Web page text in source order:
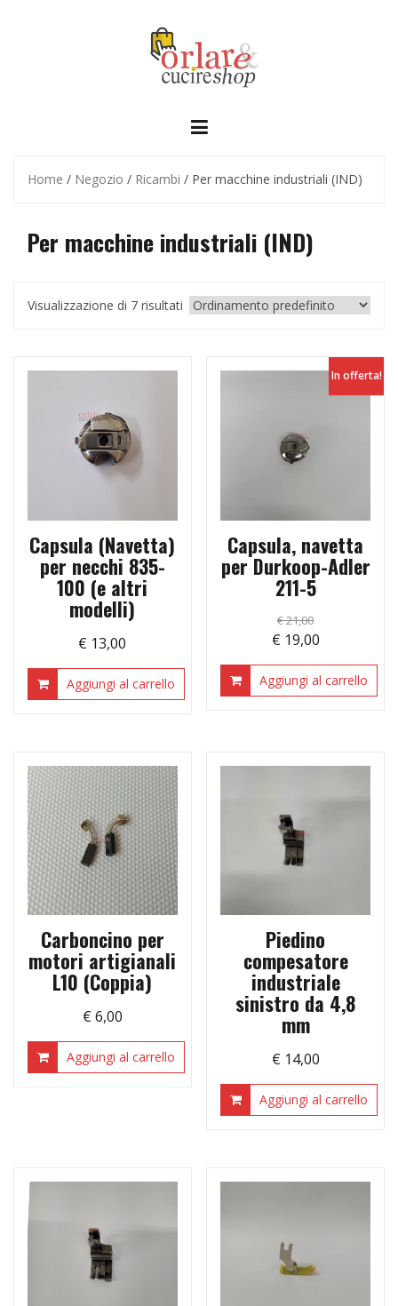
Home / Negozio / Ricambi / Per macchine industriali (IND)
Per macchine industriali (IND)
Visualizzazione di 7 risultati
Capsula (Navetta)
per necchi 835-
100 (e altri
modelli)
€ 13,00
Aggiungi al carrello
In offerta!
Capsula, navetta
per Durkoop-Adler
211-5
€21,00
Il
prezzo
originale
€ 19,00Il
prezzo
attuale
Aggiungi al carrello
Carboncino per
motori artigianali
L10 (Coppia)
€ 6,00
Aggiungi al carrello
Piedino
compesatore
industriale
sinistro da 4,8
mm
€ 14,00
Aggiungi al carrello